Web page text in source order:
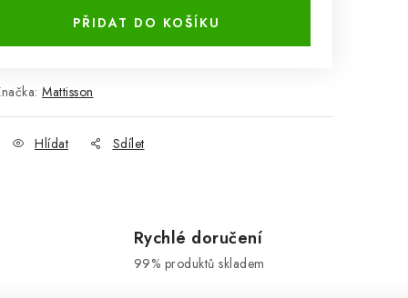
PŘIDAT DO KOŠÍKU
Mattisson
Hlídat Sdílet
Rychlé doručení
99% produktů skladem